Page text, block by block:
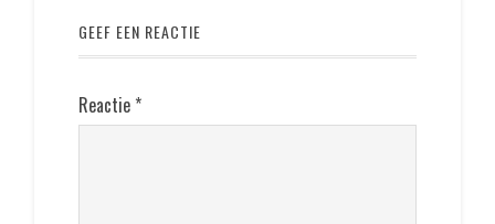
GEEF EEN REACTIE
Reactie *